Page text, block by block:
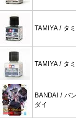
TAMIYA / タ
TAMIYA / タ
BANDAI / バ
ダイ